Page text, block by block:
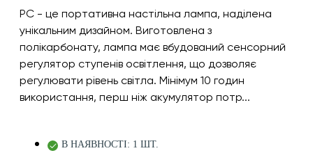
PC - це портативна настільна лампа, наділена
унікальним дизайном. Виготовлена з
полікарбонату, лампа має вбудований сенсорний
регулятор ступенів освітлення, що дозволяє
регулювати рівень світла. Мінімум 10 годин
використання, перш ніж акумулятор потр...
В НАЯВНОСТІ: 1 ШТ.